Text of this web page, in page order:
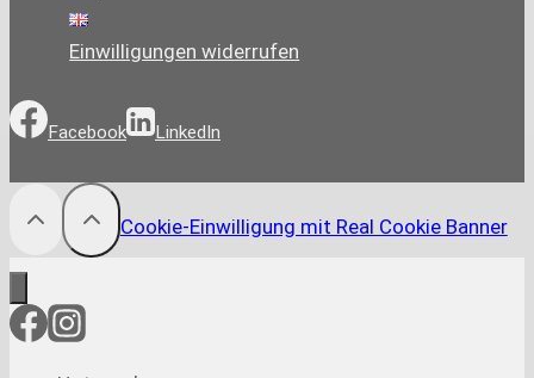
Einwilligungen widerrufen
Facebook LinkedIn
Cookie-Einwilligung mit Real Cookie Banner